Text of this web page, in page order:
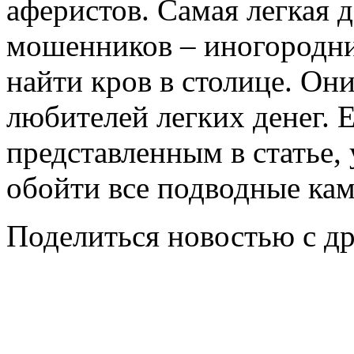
аферистов. Самая легкая
мошенников –
найти кров в столице.
любителей легких денег.
представленным в
обойти все подводные
Поделиться новостью с